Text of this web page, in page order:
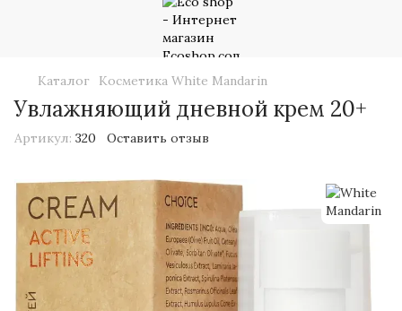
Каталог Косметика White Mandarin
Увлажняющий дневной крем 20+
Артикул: 320 Оставить отзыв